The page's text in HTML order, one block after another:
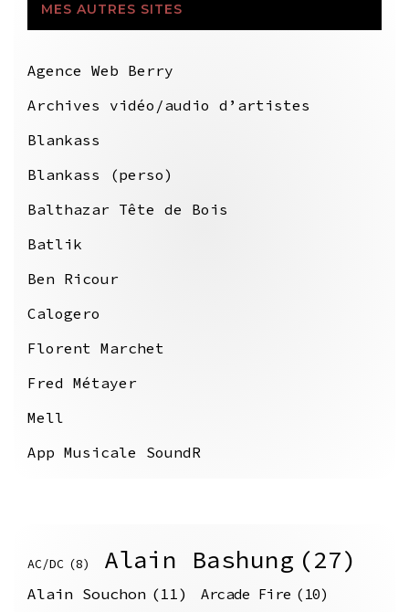
MES AUTRES SITES
Agence Web Berry
Archives vidéo/audio d’artistes
Blankass
Blankass (perso)
Balthazar Tête de Bois
Batlik
Ben Ricour
Calogero
Florent Marchet
Fred Métayer
Mell
App Musicale SoundR
AC/DC (8) Alain Bashung (27)
Alain Souchon (11) Arcade Fire (10)